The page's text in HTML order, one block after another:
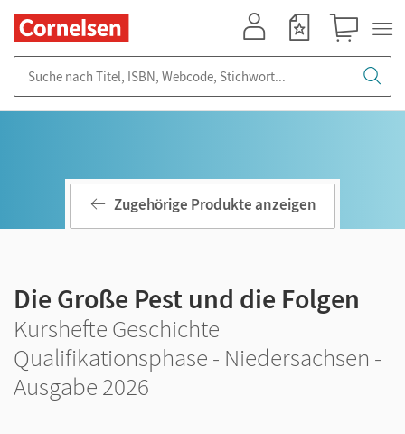
Zugehörige Produkte anzeigen
Die Große Pest und die Folgen
Kurshefte Geschichte
Qualifikationsphase - Niedersachsen -
Ausgabe 2026